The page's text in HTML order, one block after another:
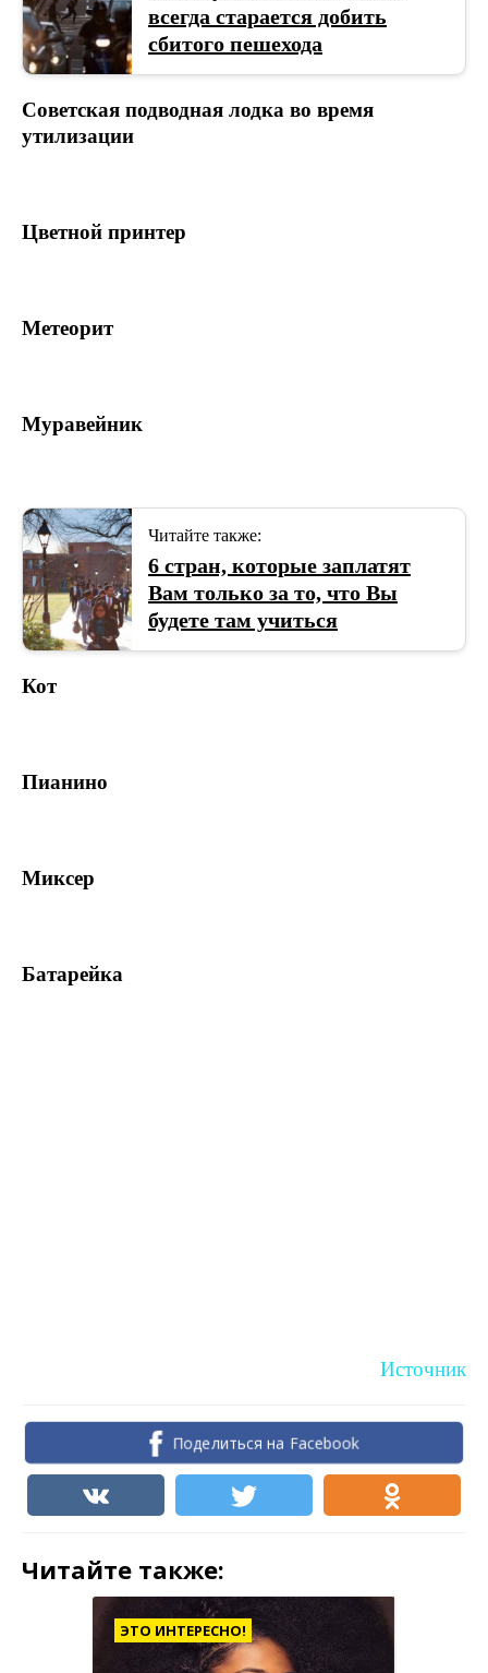
всегда старается добить
сбитого пешехода
Советская подводная лодка во время
утилизации
Цветной принтер
Метеорит
Муравейник
Читайте также:
6 стран, которые заплатят
Вам только за то, что Вы
будете там учиться
Кот
Пианино
Миксер
Батарейка
Источник
Поделиться на Facebook
Читайте также:
ЭТО ИНТЕРЕСНО!